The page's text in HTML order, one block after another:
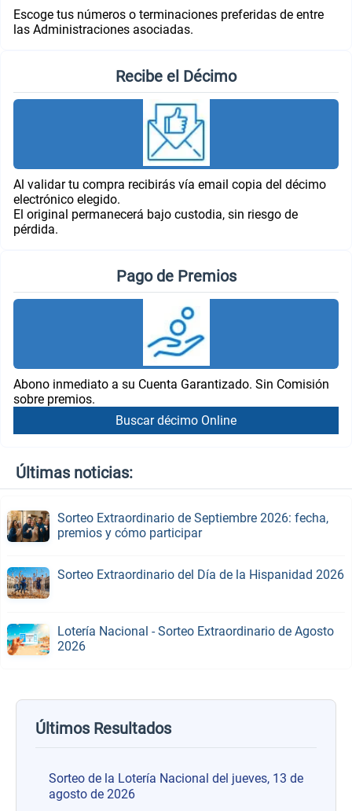
Escoge tus números o terminaciones preferidas de entre
las Administraciones asociadas.
Recibe el Décimo
Al validar tu compra recibirás vía email copia del décimo
electrónico elegido.
El original permanecerá bajo custodia, sin riesgo de
pérdida.
Pago de Premios
Abono inmediato a su Cuenta Garantizado. Sin Comisión
sobre premios.
Buscar décimo Online
Últimas noticias:
Sorteo Extraordinario de Septiembre 2026: fecha,
premios y cómo participar
Sorteo Extraordinario del Día de la Hispanidad 2026
Lotería Nacional - Sorteo Extraordinario de Agosto
2026
Últimos Resultados
Sorteo de la Lotería Nacional del jueves, 13 de
agosto de 2026